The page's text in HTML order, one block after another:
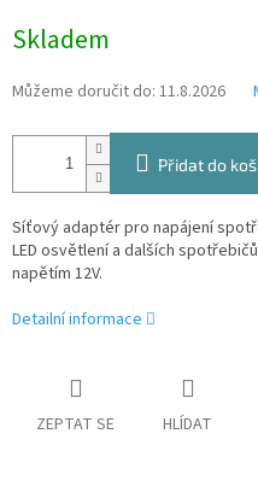
cena:
Skladem
Můžeme doručit do: 11.8.2026
Přidat do
Síťový adaptér pro napájení
LED osvětlení a dalších
napětím 12V.
Detailní informace
ZEPTAT SE HLÍDAT